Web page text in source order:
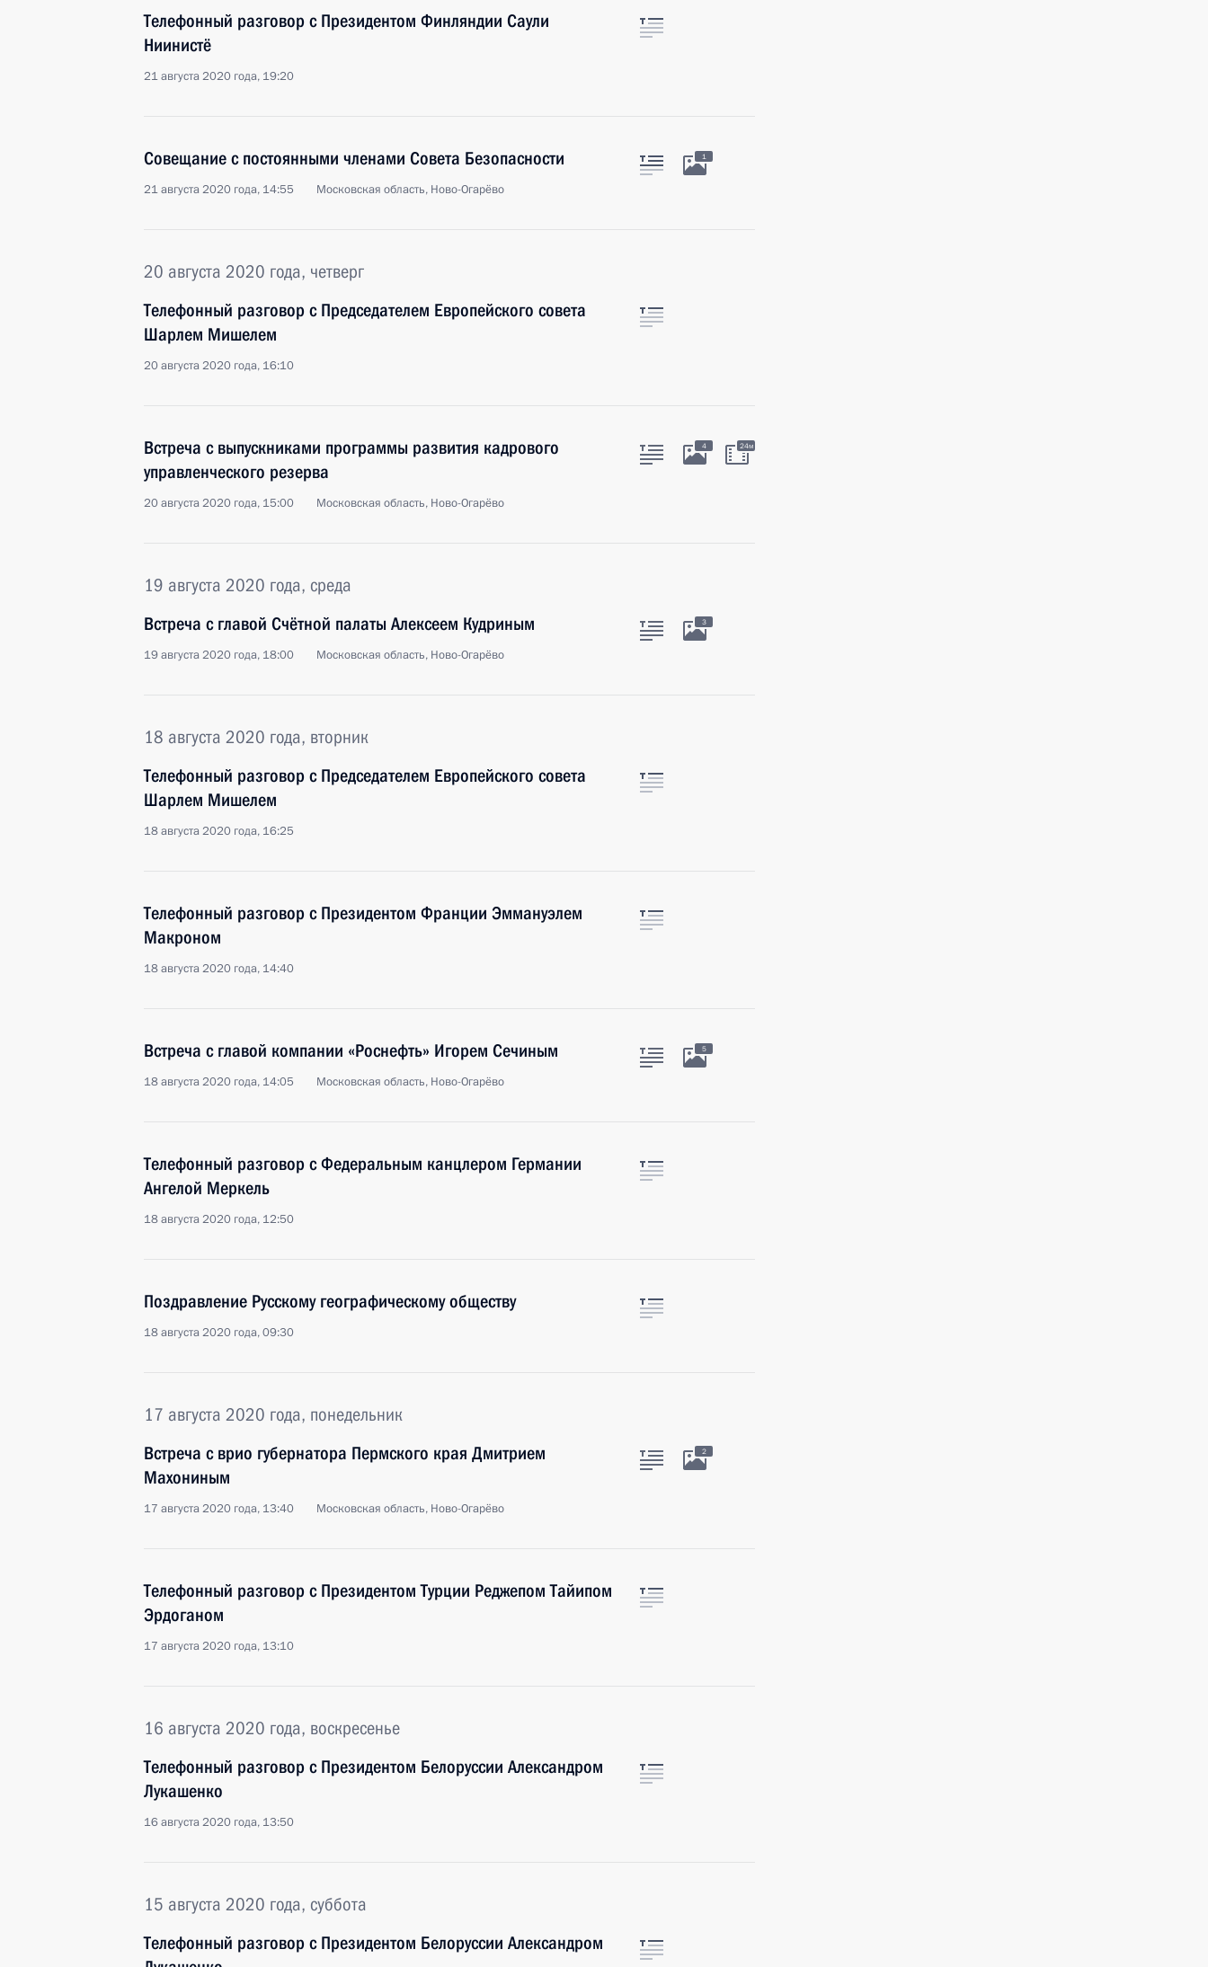
Телефонный разговор с Президентом Финляндии Саули
Ниинистё
21 августа 2020 года, 19:20
Совещание с постоянными членами Совета Безопасности
21 августа 2020 года, 14:55 Московская область, Ново-Огарёво
1
20 августа 2020 года, четверг
Телефонный разговор с Председателем Европейского совета
Шарлем Мишелем
20 августа 2020 года, 16:10
Встреча с выпускниками программы развития кадрового
управленческого резерва
20 августа 2020 года, 15:00 Московская область, Ново-Огарёво
4 24м
19 августа 2020 года, среда
Встреча с главой Счётной палаты Алексеем Кудриным
19 августа 2020 года, 18:00 Московская область, Ново-Огарёво
3
18 августа 2020 года, вторник
Телефонный разговор с Председателем Европейского совета
Шарлем Мишелем
18 августа 2020 года, 16:25
Телефонный разговор с Президентом Франции Эммануэлем
Макроном
18 августа 2020 года, 14:40
Встреча с главой компании «Роснефть» Игорем Сечиным
18 августа 2020 года, 14:05 Московская область, Ново-Огарёво
5
Телефонный разговор с Федеральным канцлером Германии
Ангелой Меркель
18 августа 2020 года, 12:50
Поздравление Русскому географическому обществу
18 августа 2020 года, 09:30
17 августа 2020 года, понедельник
Встреча с врио губернатора Пермского края Дмитрием
Махониным
17 августа 2020 года, 13:40 Московская область, Ново-Огарёво
2
Телефонный разговор с Президентом Турции Реджепом Тайипом
Эрдоганом
17 августа 2020 года, 13:10
16 августа 2020 года, воскресенье
Телефонный разговор с Президентом Белоруссии Александром
Лукашенко
16 августа 2020 года, 13:50
15 августа 2020 года, суббота
Телефонный разговор с Президентом Белоруссии Александром